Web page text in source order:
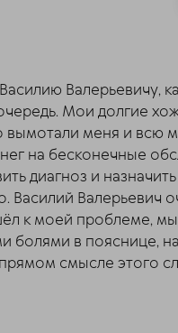
Валерьевичу,
Мои долгие
вымотали меня и всю
на бесконечные
диагноз и
Василий Валерьевич
к моей проблеме,
болями в пояснице,
смысле этого